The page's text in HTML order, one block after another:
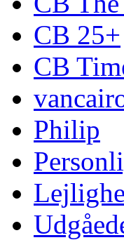
CB 25+
CB
Philip